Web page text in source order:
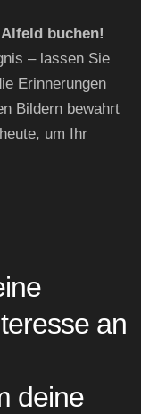
buchen!
– lassen Sie
Erinnerungen
Bildern bewahrt
um Ihr
an
deine